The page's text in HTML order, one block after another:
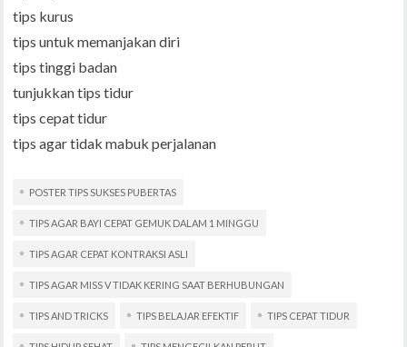
tips kurus
tips untuk memanjakan diri
tips tinggi badan
tunjukkan tips tidur
tips cepat tidur
tips agar tidak mabuk perjalanan
POSTER TIPS SUKSES PUBERTAS
TIPS AGAR BAYI CEPAT GEMUK DALAM 1 MINGGU
TIPS AGAR CEPAT KONTRAKSI ASLI
TIPS AGAR MISS V TIDAK KERING SAAT BERHUBUNGAN
TIPS AND TRICKS TIPS BELAJAR EFEKTIF TIPS CEPAT TIDUR